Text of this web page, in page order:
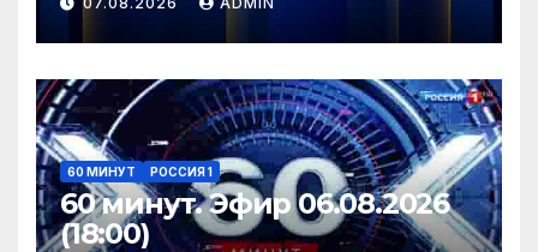
60 МИНУТ РОССИЯ 1
60 минут. Эфир 06.08.2026
(18:00)